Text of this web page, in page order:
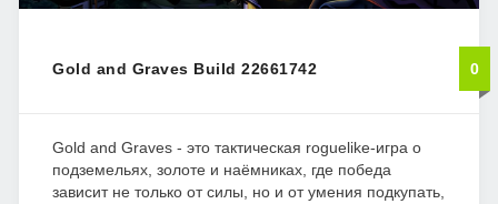
Gold and Graves Build 22661742 0
Gold and Graves - это тактическая roguelike-игра о
подземельях, золоте и наёмниках, где победа
зависит не только от силы, но и от умения подкупать,